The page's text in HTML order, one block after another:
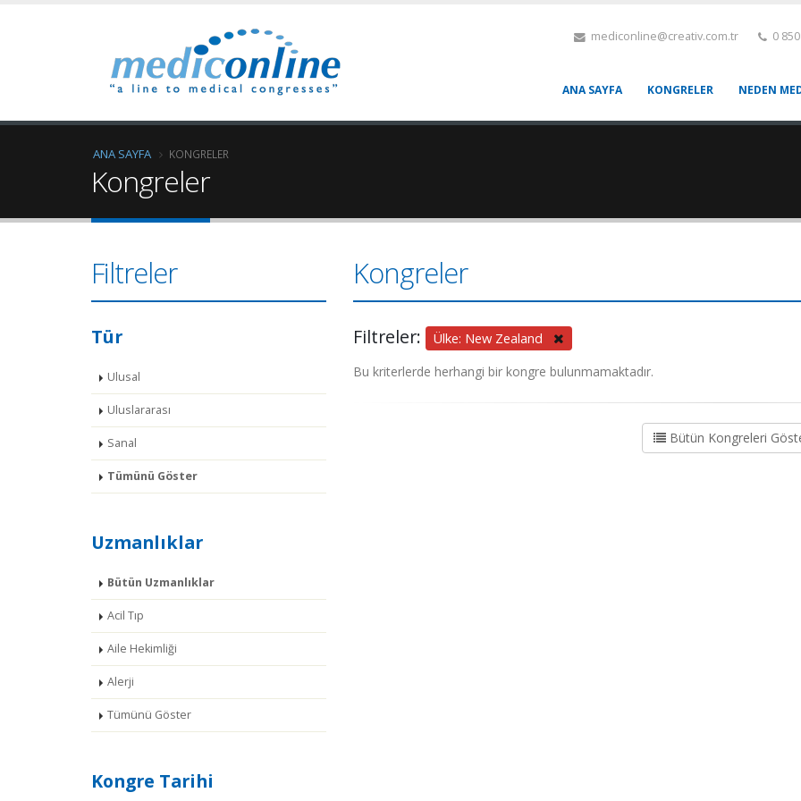
mediconline@creativ.com.tr 0
ANA SAYFA KONGRELER NEDEN
ANA SAYFA KONGRELER
Kongreler
Filtreler
Tür
Ulusal
Uluslararası
Sanal
Tümünü Göster
Uzmanlıklar
Bütün Uzmanlıklar
Acil Tıp
Aile Hekimliği
Alerji
Tümünü Göster
Kongre Tarihi
Kongreler
Filtreler: Ülke: New Zealand
Bu kriterlerde herhangi bir kongre bulunmamaktadır.
Bütün Kongreleri